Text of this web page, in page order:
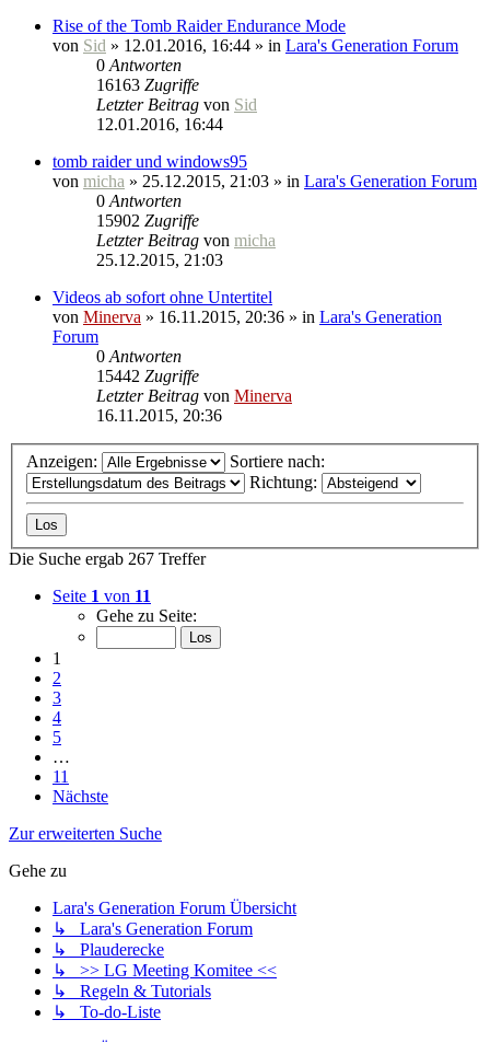
Rise of the Tomb Raider Endurance Mode
von Sid » 12.01.2016, 16:44 » in Lara's Generation Forum
0 Antworten
16163 Zugriffe
Letzter Beitrag von Sid
12.01.2016, 16:44
tomb raider und windows95
von micha » 25.12.2015, 21:03 » in Lara's Generation Forum
0 Antworten
15902 Zugriffe
Letzter Beitrag von micha
25.12.2015, 21:03
Videos ab sofort ohne Untertitel
von Minerva » 16.11.2015, 20:36 » in Lara's Generation
Forum
0 Antworten
15442 Zugriffe
Letzter Beitrag von Minerva
16.11.2015, 20:36
Anzeigen:
Sortiere nach:
Richtung:
Die Suche ergab 267 Treffer
Seite 1 von 11
Gehe zu Seite:
1
2
3
4
5
…
11
Nächste
Zur erweiterten Suche
Gehe zu
Lara's Generation Forum Übersicht
↳ Lara's Generation Forum
↳ Plauderecke
↳ >> LG Meeting Komitee <<
↳ Regeln & Tutorials
↳ To-do-Liste